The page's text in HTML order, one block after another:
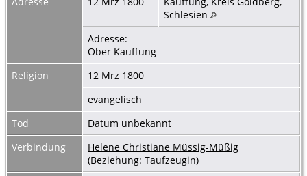
Schlesien
Adresse:
Ober Kauffung
Religion
12 Mrz 1800
evangelisch
Tod
Datum unbekannt
Verbindung
Helene Christiane Müssig-Müßig
(Beziehung: Taufzeugin)